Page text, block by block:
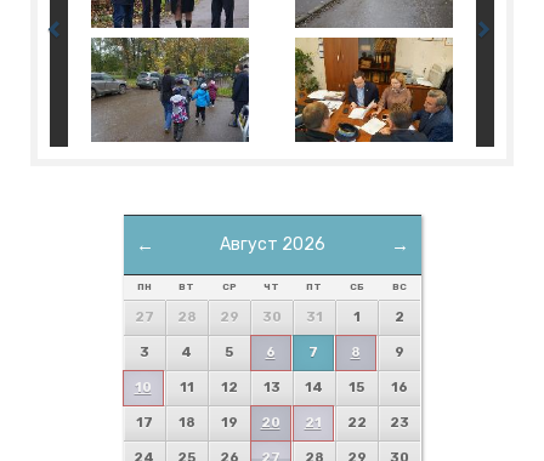
← →
Август 2026
ПН ВТ СР ЧТ ПТ СБ ВС
27 28 29 30 31 1 2
3 4 5 6 7 8 9
10 11 12 13 14 15 16
17 18 19 20 21 22 23